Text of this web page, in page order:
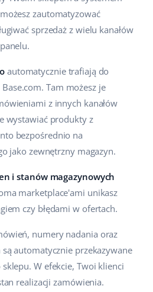
zautomatyzować
sprzedaż z wielu kanałów
automatycznie trafiają do
Tam możesz je
z innych kanałów
wystawiać produkty z
bezpośrednio na
jako zewnętrzny magazyn.
i stanów magazynowych
marketplace'ami unikasz
czy błędami w ofertach.
numery nadania oraz
automatycznie przekazywane
W efekcie, Twoi klienci
realizacji zamówienia.